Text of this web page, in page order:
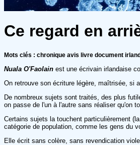
Ce regard en
Mots clés : chronique avis livre document
Nuala O'Faolain est une écrivain irlandaise
On retrouve son écriture légère, maîtrisée, si
De nombreux sujets sont traités, des plus
on passe de l'un à l'autre sans réaliser qu'on
Certains sujets la touchent particulièrement
catégorie de population, comme les gens du
Elle écrit sans colère, sans revendication